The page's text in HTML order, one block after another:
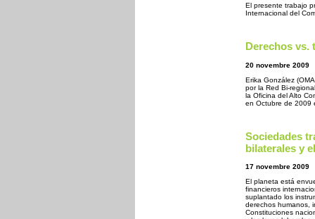
El presente trabajo
Internacional del
Derechos vs.
20 novembre 2009
Erika González
por la Red Bi-
la Oficina del Alto
en Octubre de 2009
Sociedades
bilaterales y
17 novembre 2009
El planeta está
financieros
suplantado los
derechos humanos,
Constituciones